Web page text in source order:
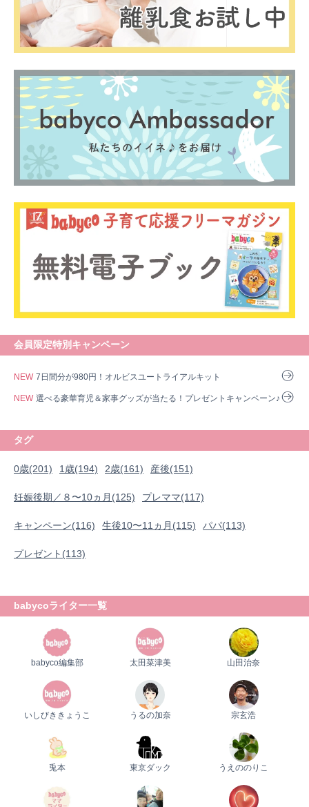
会員限定特別キャンペーン
NEW 7日間分が980円！オルビスユートライアルキット
NEW 選べる豪華育児＆家事グッズが当たる！プレゼントキャンペーン♪
タグ
0歳(201) 1歳(194) 2歳(161) 産後(151)
妊娠後期／８〜10ヵ月(125) プレママ(117)
キャンペーン(116) 生後10〜11ヵ月(115) パパ(113)
プレゼント(113)
babycoライター一覧
babyco編集部 太田菜津美 山田治奈
いしびききょうこ うるの加奈 宗玄浩
兎本 東京ダック うえののりこ
プレママ